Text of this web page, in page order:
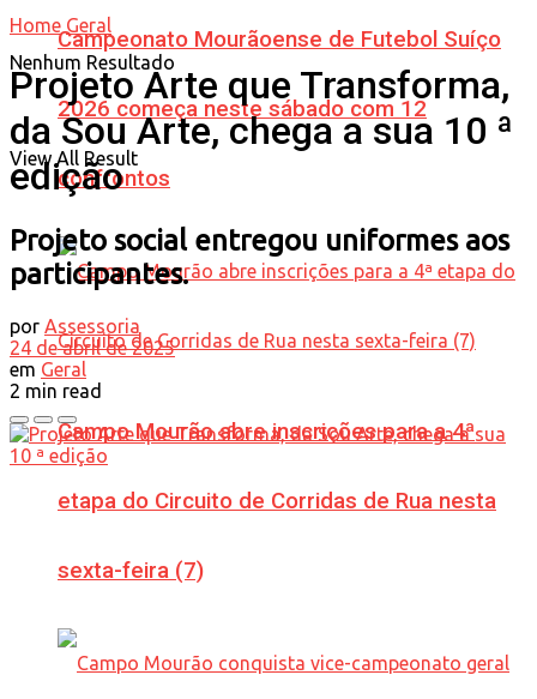
Campeonato Mourãoense de Futebol Suíço
2026 começa neste sábado com 12
confrontos
Campo Mourão abre inscrições para a 4ª
etapa do Circuito de Corridas de Rua nesta
sexta-feira (7)
Nenhum Resultado
View All Result
Home Geral
Projeto Arte que Transforma,
da Sou Arte, chega a sua 10 ª
edição
Projeto social entregou uniformes aos
participantes.
por Assessoria
24 de abril de 2025
em Geral
2 min read